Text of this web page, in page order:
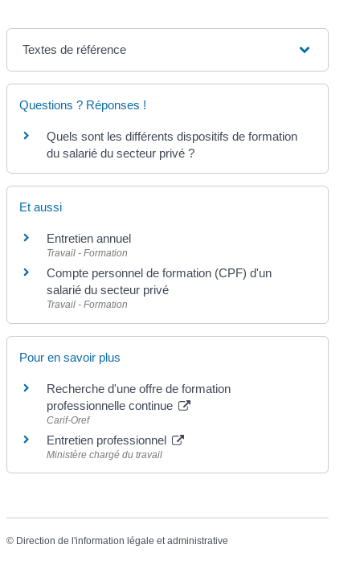
Textes de référence
Questions ? Réponses !
Quels sont les différents dispositifs de formation
du salarié du secteur privé ?
Et aussi
Entretien annuel
Travail - Formation
Compte personnel de formation (CPF) d'un
salarié du secteur privé
Travail - Formation
Pour en savoir plus
Recherche d'une offre de formation
professionnelle continue
Carif-Oref
Entretien professionnel
Ministère chargé du travail
© Direction de l'information légale et administrative